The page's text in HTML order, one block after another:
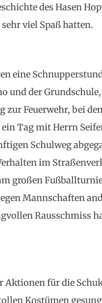
des Hasen
viel Spaß hatten.
eine
und der
zur Feuerwehr, bei
Tag mit Herrn
Schulweg
im
großen
Mannschaften
Rausschmiss
für die
Kostümen